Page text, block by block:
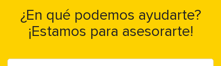
¿En qué podemos ayudarte?
¡Estamos para asesorarte!